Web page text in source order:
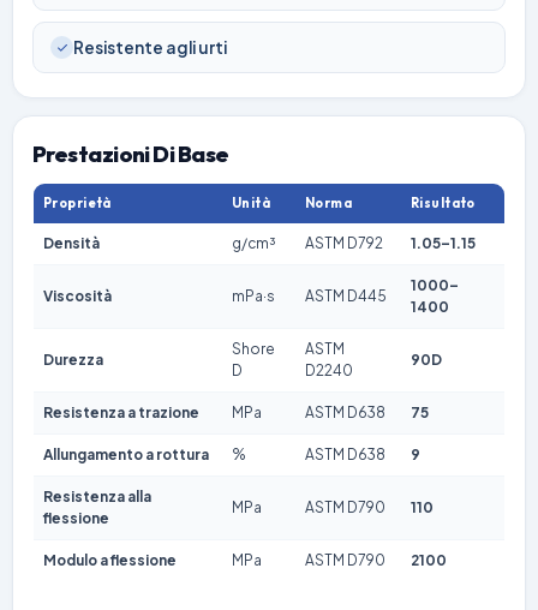
Resistente agli urti
Prestazioni Di Base
Proprietà Unità Norma Risultato
Densità g/cm³ ASTM D792 1.05–1.15
Viscosità mPa·s ASTM D445
1000–
1400
Durezza
Shore
D
ASTM
D2240
90D
Resistenza a trazione MPa ASTM D638 75
Allungamento a rottura % ASTM D638 9
Resistenza alla
flessione
MPa ASTM D790 110
Modulo a flessione MPa ASTM D790 2100